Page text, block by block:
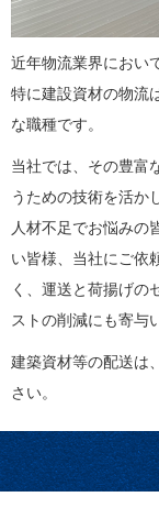
近年物流業界におい
特に建設資材の物流
な職種です。
当社では、その豊富
うための技術を活か
人材不足でお悩みの
い皆様、当社にご依
く、運送と荷揚げの
ストの削減にも寄与
建築資材等の配送は
さい。